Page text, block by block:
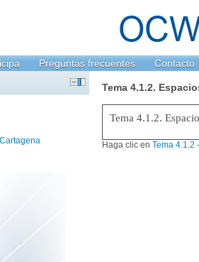
Preguntas frecuentes Contacto
Tema 4.1.2.
Tema 4.1.2.
Haga clic en Tema 4.1.2